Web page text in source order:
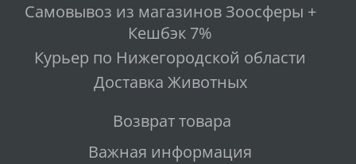
Самовывоз из магазинов Зоосферы +
Кешбэк 7%
Курьер по Нижегородской области
Доставка Животных
Возврат товара
Важная информация